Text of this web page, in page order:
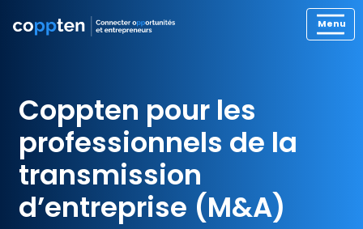
Coppten pour les
professionnels de la
transmission
d’entreprise (M&A)